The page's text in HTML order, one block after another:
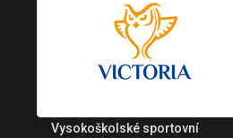
Vysokoškolské sportovní